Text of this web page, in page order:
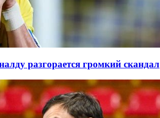
разгорается громкий скандал